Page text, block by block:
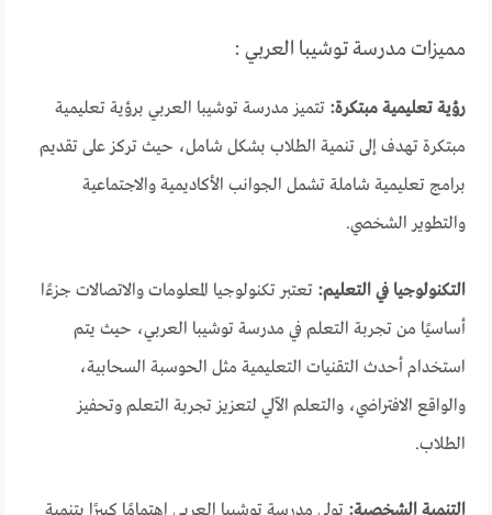
مميزات مدرسة توشيبا العربي :
رؤية تعليمية مبتكرة: تتميز مدرسة توشيبا العربي برؤية تعليمية
مبتكرة تهدف إلى تنمية الطلاب بشكل شامل، حيث تركز على تقديم
برامج تعليمية شاملة تشمل الجوانب الأكاديمية والاجتماعية
والتطوير الشخصي.
التكنولوجيا في التعليم:تعتبر تكنولوجيا المعلومات والاتصالات جزءًا
أساسيًا من تجربة التعلم في مدرسة توشيبا العربي، حيث يتم
استخدام أحدث التقنيات التعليمية مثل الحوسبة السحابية،
والواقع الافتراضي، والتعلم الآلي لتعزيز تجربة التعلم وتحفيز
الطلاب.
التنمية الشخصية: تولي مدرسة توشيبا العربي اهتمامًا كبيرًا بتنمية